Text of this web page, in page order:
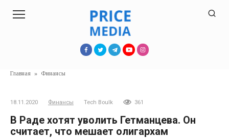
Главная » Финансы
18.11.2020 Финансы Tech Boulk 361
В Раде хотят уволить Гетманцева. Он
считает, что мешает олигархам